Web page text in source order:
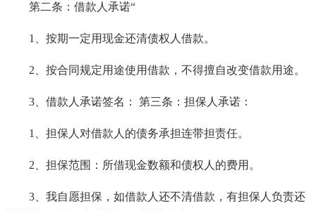
第二条：借款人承诺“
1、按期一定用现金还清债权人借款。
2、按合同规定用途使用借款，不得擅自改变借款用途。
3、借款人承诺签名： 第三条：担保人承诺：
1、担保人对借款人的债务承担连带担责任。
2、担保范围：所借现金数额和债权人的费用。
3、我自愿担保，如借款人还不清借款，有担保人负责还